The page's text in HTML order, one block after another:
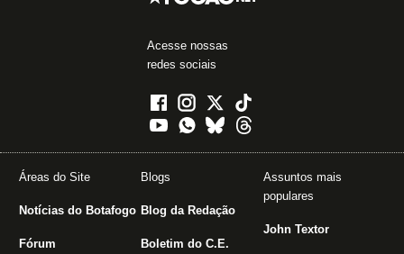
Acesse nossas
redes sociais
Áreas do Site
Notícias do Botafogo
Fórum
Blogs
Blog da Redação
Boletim do C.E.
Assuntos mais
populares
John Textor